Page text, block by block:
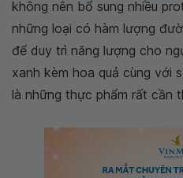
không nên bổ sung nhiều
những loại có hàm lượng
để duy trì năng lượng cho
xanh kèm hoa quả cùng với
là những thực phẩm rất cần